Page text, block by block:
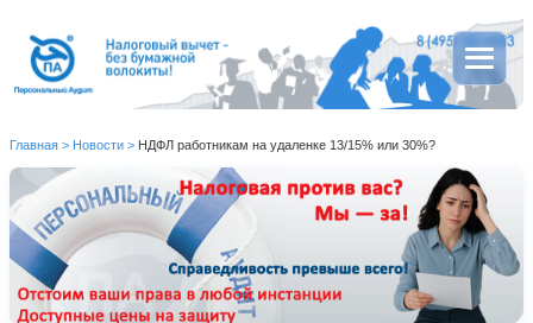
Главная > Новости > НДФЛ работникам на удаленке 13/15% или 30%?